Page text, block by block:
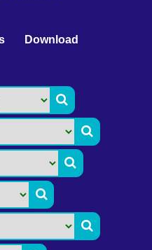
Download




